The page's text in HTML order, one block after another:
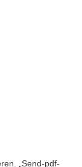
„Send-pdf-